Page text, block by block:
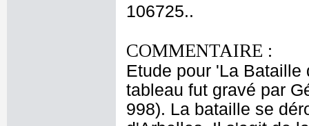
106725..
COMMENTAIRE :
Etude pour 'La Bataille
tableau fut gravé par
998). La bataille se